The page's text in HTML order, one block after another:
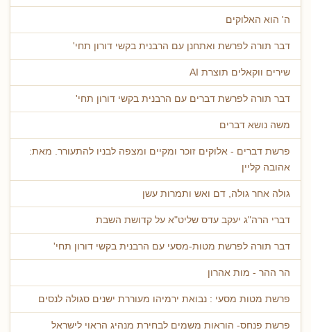
ה' הוא האלוקים
דבר תורה לפרשת ואתחנן עם הרבנית בקשי דורון תחי'
שירים ווקאלים תוצרת AI
דבר תורה לפרשת דברים עם הרבנית בקשי דורון תחי'
משה נושא דברים
פרשת דברים - אלוקים זוכר ומקיים ומצפה לבניו להתעורר. מאת:
אהובה קליין
גולה אחר גולה, דם ואש ותמרות עשן
דברי הרה"ג יעקב עדס שליט"א על קדושת השבת
דבר תורה לפרשת מטות-מסעי עם הרבנית בקשי דורון תחי'
הר ההר - מות אהרון
פרשת מטות מסעי : נבואת ירמיהו מעוררת ישנים סגולה לנסים
פרשת פנחס- הוראות משמים לבחירת מנהיג הראוי לישראל